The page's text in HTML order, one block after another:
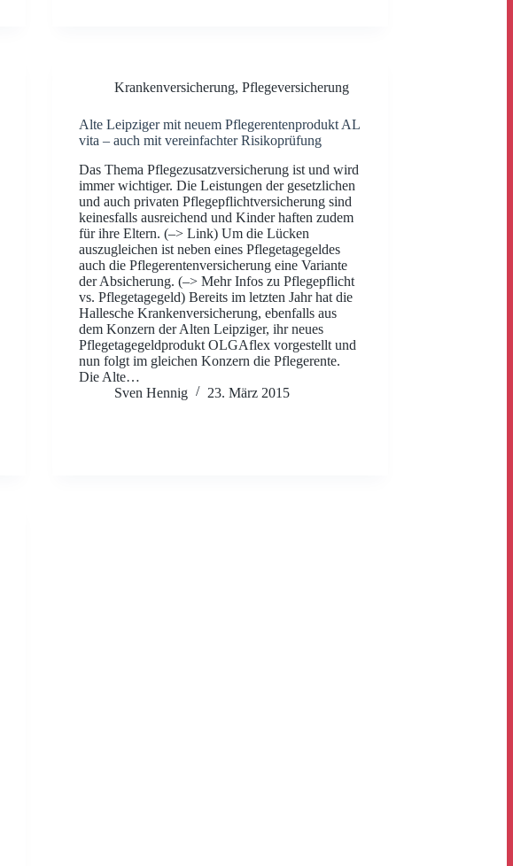
Krankenversicherung,Pflegeversicherung
Alte Leipziger mit neuem Pflegerentenprodukt AL
vita – auch mit vereinfachter Risikoprüfung
Das Thema Pflegezusatzversicherung ist und wird
immer wichtiger. Die Leistungen der gesetzlichen
und auch privaten Pflegepflichtversicherung sind
keinesfalls ausreichend und Kinder haften zudem
für ihre Eltern. (–> Link) Um die Lücken
auszugleichen ist neben eines Pflegetagegeldes
auch die Pflegerentenversicherung eine Variante
der Absicherung. (–> Mehr Infos zu Pflegepflicht
vs. Pflegetagegeld) Bereits im letzten Jahr hat die
Hallesche Krankenversicherung, ebenfalls aus
dem Konzern der Alten Leipziger, ihr neues
Pflegetagegeldprodukt OLGAflex vorgestellt und
nun folgt im gleichen Konzern die Pflegerente.
Die Alte…
Sven Hennig
23. März 2015